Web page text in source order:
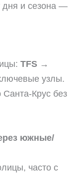
дня и сезона —
TFS →
узлы.
Крус без
южные/
часто с